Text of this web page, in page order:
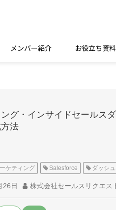
メンバー紹介 お役立ち資料
グ・インサイドセールス
法
ケティング Salesforce ダッシ
26日 株式会社セールスリクエス